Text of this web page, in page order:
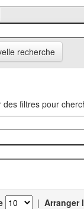
recherche
des filtres pour
| Arranger